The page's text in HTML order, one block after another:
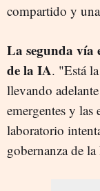
compartido y
La segunda vía
de la IA. "Está
llevando
emergentes y las
laboratorio
gobernanza de